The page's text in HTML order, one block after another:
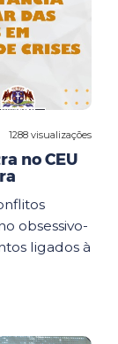
1288 visualizações
no CEU
obsessivo-
ligados à